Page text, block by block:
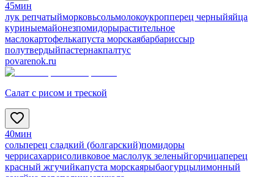
45мин
лук репчатыйморковьсольмолокоукропперец черныйяйца
куриныемайонезпомидорырастительное
маслокартофелькапуста морскаябарбариссыр
полутвердыйпастернакпалтус
povarenok.ru
Салат с рисом и треской
40мин
сольперец сладкий (болгарский)помидоры
черрисахаррисоливковое маслолук зеленыйгорчицаперец
красный жгучийкапуста морскаярыбаогурцылимонный